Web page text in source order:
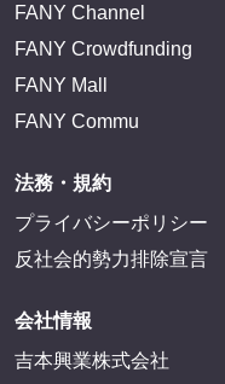
FANY Channel
FANY Crowdfunding
FANY Mall
FANY Commu
法務・規約
プライバシーポリシー
反社会的勢力排除宣言
会社情報
吉本興業株式会社